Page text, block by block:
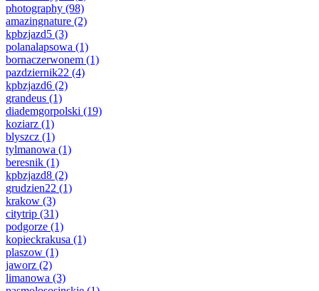
photography (98)
amazingnature (2)
kpbzjazd5 (3)
polanalapsowa (1)
bornaczerwonem (1)
pazdziernik22 (4)
kpbzjazd6 (2)
grandeus (1)
diademgorpolski (19)
koziarz (1)
blyszcz (1)
tylmanowa (1)
beresnik (1)
kpbzjazd8 (2)
grudzien22 (1)
krakow (3)
citytrip (31)
podgorze (1)
kopieckrakusa (1)
plaszow (1)
jaworz (2)
limanowa (3)